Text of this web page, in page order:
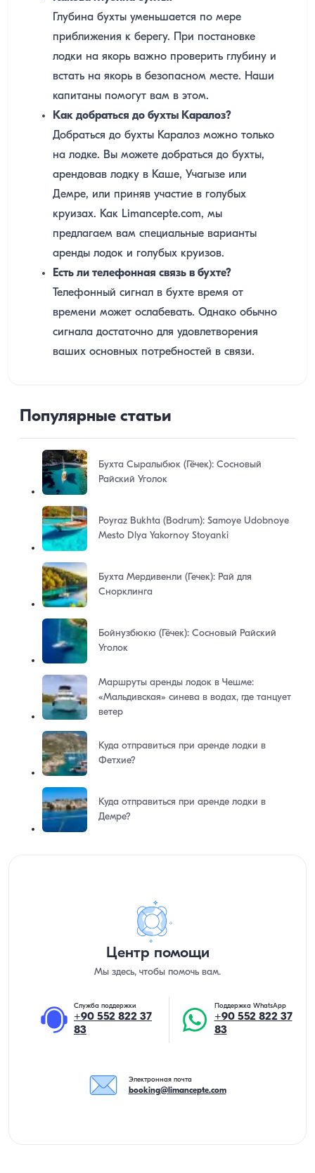
Глубина бухты уменьшается по мере
приближения к берегу. При постановке
лодки на якорь важно проверить глубину и
встать на якорь в безопасном месте. Наши
капитаны помогут вам в этом.
Как добраться до бухты Каралоз?
Добраться до бухты Каралоз можно только
на лодке. Вы можете добраться до бухты,
арендовав лодку в Каше, Учагызе или
Демре, или приняв участие в голубых
круизах. Как Limancepte.com, мы
предлагаем вам специальные варианты
аренды лодок и голубых круизов.
Есть ли телефонная связь в бухте?
Телефонный сигнал в бухте время от
времени может ослабевать. Однако обычно
сигнала достаточно для удовлетворения
ваших основных потребностей в связи.
Популярные статьи
Бухта Сыралыбюк (Гёчек): Сосновый
Райский Уголок
Poyraz Bukhta (Bodrum): Samoye Udobnoye
Mesto Dlya Yakornoy Stoyanki
Бухта Мердивенли (Гечек): Рай для
Снорклинга
Бойнузбюкю (Гёчек): Сосновый Райский
Уголок
Маршруты аренды лодок в Чешме:
«Мальдивская» синева в водах, где танцует
ветер
Куда отправиться при аренде лодки в
Фетхие?
Куда отправиться при аренде лодки в
Демре?
Центр помощи
Мы здесь, чтобы помочь вам.
Служба поддержки
+90 552 822 37
83
Поддержка WhatsApp
+90 552 822 37
83
Электронная почта
booking@limancepte.com